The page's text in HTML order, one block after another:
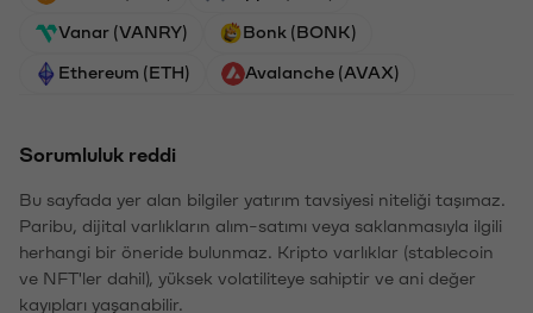
Vanar (VANRY) Bonk (BONK)
Ethereum (ETH) Avalanche (AVAX)
Sorumluluk reddi
Bu sayfada yer alan bilgiler yatırım tavsiyesi niteliği taşımaz.
Paribu, dijital varlıkların alım-satımı veya saklanmasıyla ilgili
herhangi bir öneride bulunmaz. Kripto varlıklar (stablecoin
ve NFT'ler dahil), yüksek volatiliteye sahiptir ve ani değer
kayıpları yaşanabilir.